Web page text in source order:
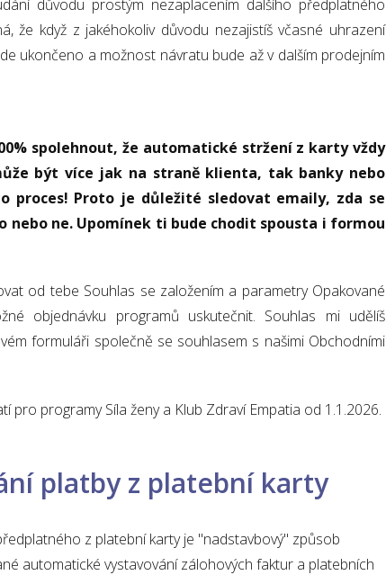
důvodu prostým nezaplacením dalšího předplatného
že když z jakéhokoliv důvodu nezajistíš včasné uhrazení
ukončeno a možnost návratu bude až v dalším prodejním
spolehnout, že automatické stržení z karty vždy
být více jak na straně klienta, tak banky nebo
proces! Proto je důležité sledovat emaily, zda se
ne. Upomínek ti bude chodit spousta i formou
od tebe Souhlas se založením a parametry Opakované
objednávku programů uskutečnit. Souhlas mi udělíš
formuláři společně se souhlasem s našimi Obchodními
pro programy Síla ženy a Klub Zdraví Empatia od 1.1.2026.
platby z platební karty
z platební karty je "nadstavbový" způsob
automatické vystavování zálohových faktur a platebních